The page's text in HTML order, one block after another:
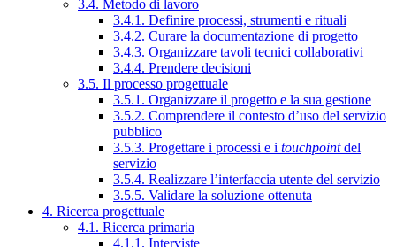
3.4. Metodo di lavoro
3.4.1. Definire processi, strumenti e rituali
3.4.2. Curare la documentazione di progetto
3.4.3. Organizzare tavoli tecnici collaborativi
3.4.4. Prendere decisioni
3.5. Il processo progettuale
3.5.1. Organizzare il progetto e la sua gestione
3.5.2. Comprendere il contesto d’uso del servizio
pubblico
3.5.3. Progettare i processi e i touchpointdel
servizio
3.5.4. Realizzare l’interfaccia utente del servizio
3.5.5. Validare la soluzione ottenuta
4. Ricerca progettuale
4.1. Ricerca primaria
4.1.1. Interviste